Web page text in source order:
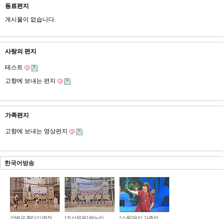
동료편지
게시물이 없습니다.
사랑의 편지
테스트
고향에 보내는 편지
가족편지
고향에 보내는 영상편지
한국어방송